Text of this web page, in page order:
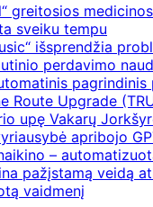
greitosios
sveiku tempu
išsprendžia
perdavimo
pagrindinis
Route Upgrade
upę Vakarų
apribojo
–
pažįstamą veidą
vaidmenį